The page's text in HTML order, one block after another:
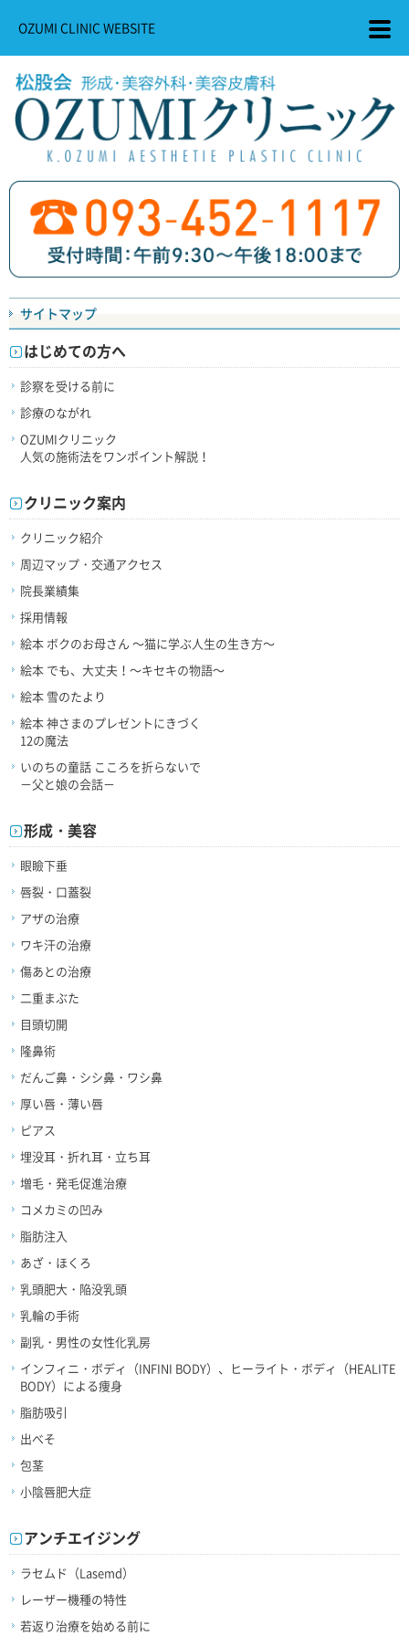
OZUMI CLINIC WEBSITE
サイトマップ
はじめての方へ
診察を受ける前に
診療のながれ
OZUMIクリニック
人気の施術法をワンポイント解説！
クリニック案内
クリニック紹介
周辺マップ・交通アクセス
院長業績集
採用情報
絵本 ボクのお母さん ～猫に学ぶ人生の生き方～
絵本 でも、大丈夫！～キセキの物語～
絵本 雪のたより
絵本 神さまのプレゼントにきづく
12の魔法
いのちの童話 こころを折らないで
－父と娘の会話－
形成・美容
眼瞼下垂
唇裂・口蓋裂
アザの治療
ワキ汗の治療
傷あとの治療
二重まぶた
目頭切開
隆鼻術
だんご鼻・シシ鼻・ワシ鼻
厚い唇・薄い唇
ピアス
埋没耳・折れ耳・立ち耳
増毛・発毛促進治療
コメカミの凹み
脂肪注入
あざ・ほくろ
乳頭肥大・陥没乳頭
乳輪の手術
副乳・男性の女性化乳房
インフィニ・ボディ（INFINI BODY）、ヒーライト・ボディ（HEALITE
BODY）による痩身
脂肪吸引
出べそ
包茎
小陰唇肥大症
アンチエイジング
ラセムド（Lasemd）
レーザー機種の特性
若返り治療を始める前に